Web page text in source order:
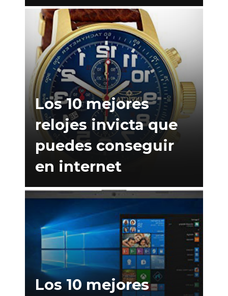
Los 10 mejores
relojes invicta que
puedes conseguir
en internet
Los 10 mejores